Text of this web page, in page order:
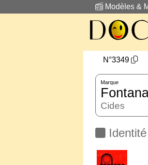
Modèles &
N°3349
Marque
Cides